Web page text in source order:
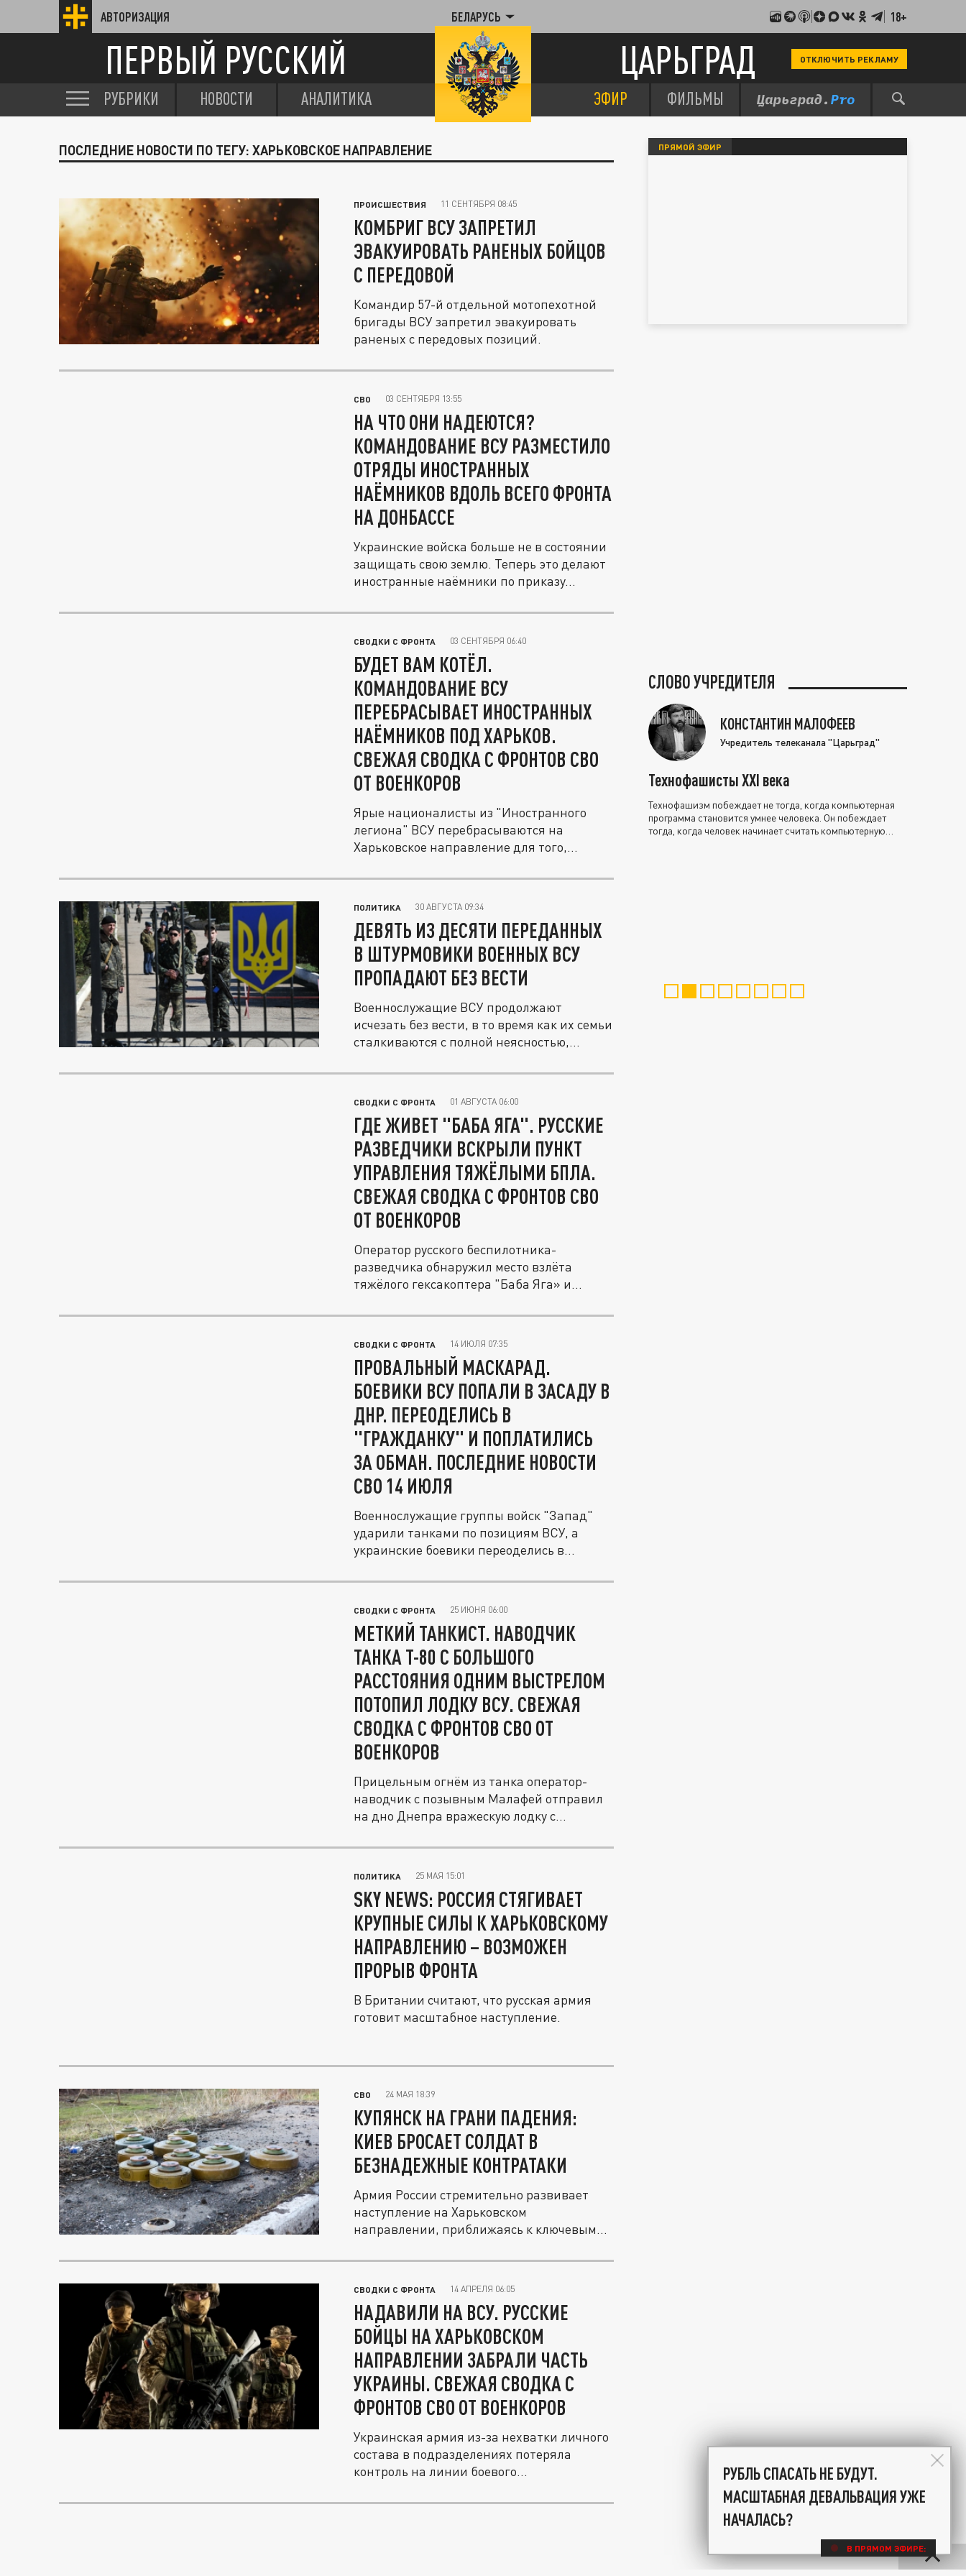
АВТОРИЗАЦИЯ БЕЛАРУСЬ 18+
ПЕРВЫЙ РУССКИЙ ЦАРЬГРАД ОТКЛЮЧИТЬ РЕКЛАМУ
РУБРИКИ НОВОСТИ АНАЛИТИКА ЭФИР ФИЛЬМЫ
ПОСЛЕДНИЕ НОВОСТИ ПО ТЕГУ: ХАРЬКОВСКОЕ НАПРАВЛЕНИЕ
ПРОИСШЕСТВИЯ 11 СЕНТЯБРЯ 08:45
КОМБРИГ ВСУ ЗАПРЕТИЛ
ЭВАКУИРОВАТЬ РАНЕНЫХ БОЙЦОВ
С ПЕРЕДОВОЙ
Командир 57-й отдельной мотопехотной
бригады ВСУ запретил эвакуировать
раненых с передовых позиций.
СВО 03 СЕНТЯБРЯ 13:55
НА ЧТО ОНИ НАДЕЮТСЯ?
КОМАНДОВАНИЕ ВСУ РАЗМЕСТИЛО
ОТРЯДЫ ИНОСТРАННЫХ
НАЁМНИКОВ ВДОЛЬ ВСЕГО ФРОНТА
НА ДОНБАССЕ
Украинские войска больше не в состоянии
защищать свою землю. Теперь это делают
иностранные наёмники по приказу...
СВОДКИ С ФРОНТА 03 СЕНТЯБРЯ 06:40
БУДЕТ ВАМ КОТЁЛ.
КОМАНДОВАНИЕ ВСУ
ПЕРЕБРАСЫВАЕТ ИНОСТРАННЫХ
НАЁМНИКОВ ПОД ХАРЬКОВ.
СВЕЖАЯ СВОДКА С ФРОНТОВ СВО
ОТ ВОЕНКОРОВ
Ярые националисты из "Иностранного
легиона" ВСУ перебрасываются на
Харьковское направление для того,
ПОЛИТИКА 30 АВГУСТА 09:34
ДЕВЯТЬ ИЗ ДЕСЯТИ ПЕРЕДАННЫХ
В ШТУРМОВИКИ ВОЕННЫХ ВСУ
ПРОПАДАЮТ БЕЗ ВЕСТИ
Военнослужащие ВСУ продолжают
исчезать без вести, в то время как их семьи
сталкиваются с полной неясностью,...
СВОДКИ С ФРОНТА 01 АВГУСТА 06:00
ГДЕ ЖИВЕТ "БАБА ЯГА". РУССКИЕ
РАЗВЕДЧИКИ ВСКРЫЛИ ПУНКТ
УПРАВЛЕНИЯ ТЯЖЁЛЫМИ БПЛА.
СВЕЖАЯ СВОДКА С ФРОНТОВ СВО
ОТ ВОЕНКОРОВ
Оператор русского беспилотника-
разведчика обнаружил место взлёта
тяжёлого гексакоптера "Баба Яга» и
СВОДКИ С ФРОНТА 14 ИЮЛЯ 07:35
ПРОВАЛЬНЫЙ МАСКАРАД.
БОЕВИКИ ВСУ ПОПАЛИ В ЗАСАДУ В
ДНР. ПЕРЕОДЕЛИСЬ В
"ГРАЖДАНКУ" И ПОПЛАТИЛИСЬ
ЗА ОБМАН. ПОСЛЕДНИЕ НОВОСТИ
СВО 14 ИЮЛЯ
Военнослужащие группы войск "Запад"
ударили танками по позициям ВСУ, а
украинские боевики переоделись в...
СВОДКИ С ФРОНТА 25 ИЮНЯ 06:00
МЕТКИЙ ТАНКИСТ. НАВОДЧИК
ТАНКА Т-80 С БОЛЬШОГО
РАССТОЯНИЯ ОДНИМ ВЫСТРЕЛОМ
ПОТОПИЛ ЛОДКУ ВСУ. СВЕЖАЯ
СВОДКА С ФРОНТОВ СВО ОТ
ВОЕНКОРОВ
Прицельным огнём из танка оператор-
наводчик с позывным Малафей отправил
на дно Днепра вражескую лодку с...
ПОЛИТИКА 25 МАЯ 15:01
SKY NEWS: РОССИЯ СТЯГИВАЕТ
КРУПНЫЕ СИЛЫ К ХАРЬКОВСКОМУ
НАПРАВЛЕНИЮ – ВОЗМОЖЕН
ПРОРЫВ ФРОНТА
В Британии считают, что русская армия
готовит масштабное наступление.
СВО 24 МАЯ 18:39
КУПЯНСК НА ГРАНИ ПАДЕНИЯ:
КИЕВ БРОСАЕТ СОЛДАТ В
БЕЗНАДЕЖНЫЕ КОНТРАТАКИ
Армия России стремительно развивает
наступление на Харьковском
направлении, приближаясь к ключевым
СВОДКИ С ФРОНТА 14 АПРЕЛЯ 06:05
НАДАВИЛИ НА ВСУ. РУССКИЕ
БОЙЦЫ НА ХАРЬКОВСКОМ
НАПРАВЛЕНИИ ЗАБРАЛИ ЧАСТЬ
УКРАИНЫ. СВЕЖАЯ СВОДКА С
ФРОНТОВ СВО ОТ ВОЕНКОРОВ
Украинская армия из-за нехватки личного
состава в подразделениях потеряла
контроль на линии боевого...
ПРЯМОЙ ЭФИР
СЛОВО УЧРЕДИТЕЛЯ
КОНСТАНТИН МАЛОФЕЕВ
Учредитель телеканала "Царьград"
Технофашисты XXI века
Технофашизм побеждает не тогда, когда компьютерная
программа становится умнее человека. Он побеждает
тогда, когда человек начинает считать компьютерную
РУБЛЬ СПАСАТЬ НЕ БУДУТ.
МАСШТАБНАЯ ДЕВАЛЬВАЦИЯ УЖЕ
НАЧАЛАСЬ?
В ПРЯМОМ ЭФИРЕ: